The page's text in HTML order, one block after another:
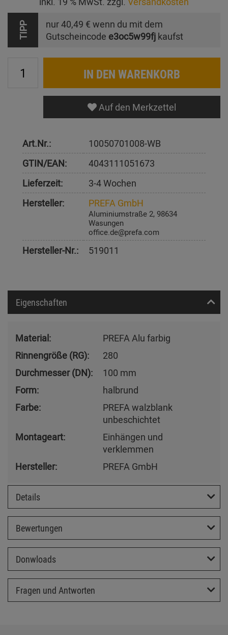
TIPP nur40,49 € wenn du mit dem
Gutscheincode e3oc5w99fj kaufst
IN DEN WARENKORB
Auf den Merkzettel
Art.Nr.:
10050701008-WB
GTIN/EAN:
4043111051673
Lieferzeit:
3-4 Wochen
Hersteller:
PREFA GmbH
Aluminiumstraße 2, 98634
Wasungen
office.de@prefa.com
Hersteller-Nr.: 519011
Eigenschaften
Material:
PREFA Alu farbig
Rinnengröße (RG):
280
Durchmesser (DN):
100 mm
Form:
halbrund
Farbe:
PREFA walzblank
unbeschichtet
Montageart:
Einhängen und
verklemmen
Hersteller:
PREFA GmbH
Details
Bewertungen
Donwloads
Fragen und Antworten